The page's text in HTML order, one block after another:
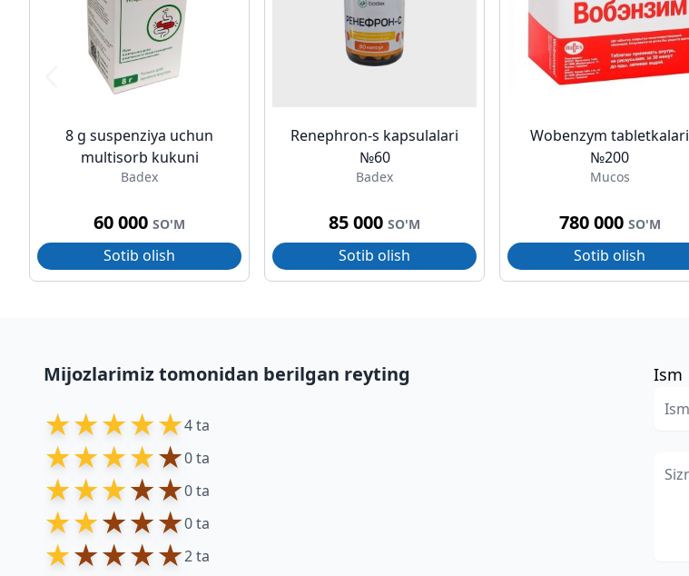
8 g suspenziya uchun
multisorb kukuni
Badex
60 000SO'M
Sotib olish
Renephron-s kapsulalari
№60
Badex
85 000SO'M
Sotib olish
Wobenzym tabletkalari
№200
Mucos
780 000 SO'M
Sotib olish
Mijozlarimiz tomonidan berilgan reyting
★★★★★4 ta
★★★★★0 ta
★★★★★0 ta
★★★★★0 ta
★★★★★2 ta
Ism